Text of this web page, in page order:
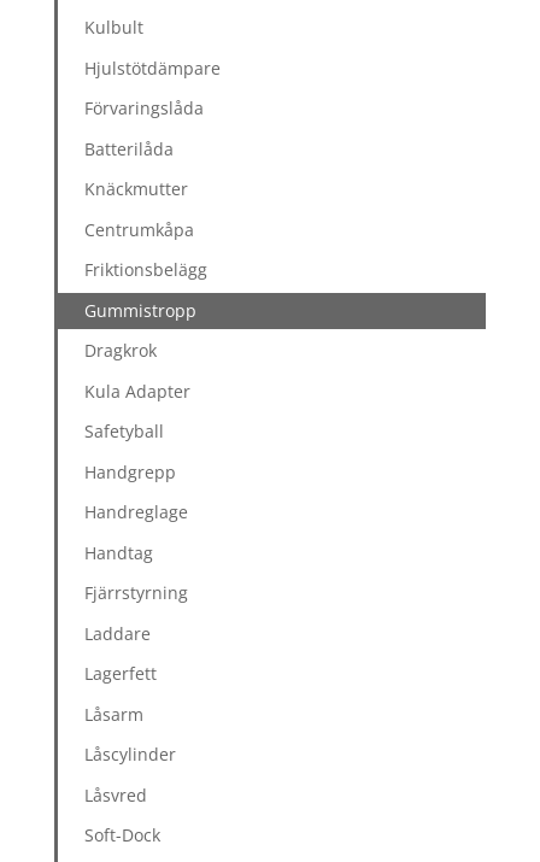
Kulbult
Hjulstötdämpare
Förvaringslåda
Batterilåda
Knäckmutter
Centrumkåpa
Friktionsbelägg
Gummistropp
Dragkrok
Kula Adapter
Safetyball
Handgrepp
Handreglage
Handtag
Fjärrstyrning
Laddare
Lagerfett
Låsarm
Låscylinder
Låsvred
Soft-Dock